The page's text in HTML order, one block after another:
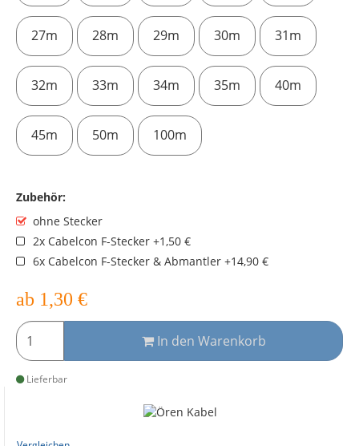
27m 28m 29m 30m 31m
32m 33m 34m 35m 40m
45m 50m 100m
Zubehör:
ohne Stecker
2x Cabelcon F-Stecker +1,50 €
6x Cabelcon F-Stecker & Abmantler +14,90 €
ab 1,30 €
In den Warenkorb
Lieferbar